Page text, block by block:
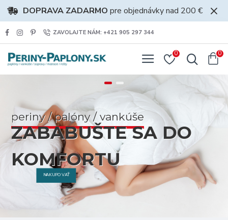
Periny-
paplony.sk
-
paplóny
periny
vankúše
posteľné
súpravy
DOPRAVA ZADARMO pre objednávky nad 200 €
ZAVOLAJTE NÁM: +421 905 297 344
0 0
periny / palóny / vankúše
ZABABUŠTE SA DO
KOMFORTU
NAKUPOVAŤ